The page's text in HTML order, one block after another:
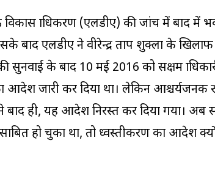
प्राधिकरण (एलडीए) की जांच में बाद में
बाद एलडीए ने वीरेन्द्र प्रताप शुक्ला के
सुनवाई के बाद 10 मई 2016 को सक्षम
आदेश जारी कर दिया था। लेकिन आश्चर्यजनक
बाद ही, यह आदेश निरस्त कर दिया गया।
साबित हो चुका था, तो ध्वस्तीकरण का आदेश